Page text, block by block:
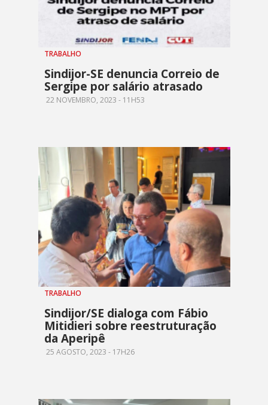
TRABALHO
Sindijor-SE denuncia Correio de
Sergipe por salário atrasado
22 NOVEMBRO, 2023 - 11H53
TRABALHO
Sindijor/SE dialoga com Fábio
Mitidieri sobre reestruturação
da Aperipê
25 AGOSTO, 2023 - 17H26